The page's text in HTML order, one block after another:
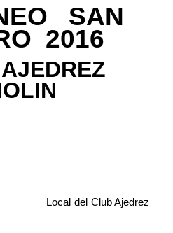
SAN
2016
Local del Club Ajedrez